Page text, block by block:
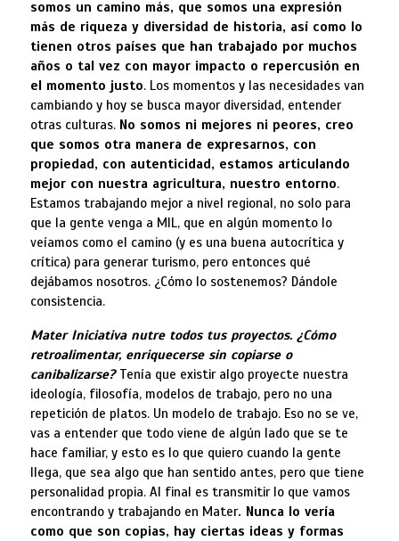
somos un camino más, que somos una expresión
más de riqueza y diversidad de historia, así como lo
tienen otros países que han trabajado por muchos
años o tal vez con mayor impacto o repercusión en
el momento justo. Los momentos y las necesidades van
cambiando y hoy se busca mayor diversidad, entender
otras culturas. No somos ni mejores ni peores, creo
que somos otra manera de expresarnos, con
propiedad, con autenticidad, estamos articulando
mejor con nuestra agricultura, nuestro entorno.
Estamos trabajando mejor a nivel regional, no solo para
que la gente venga a MIL, que en algún momento lo
veíamos como el camino (y es una buena autocrítica y
crítica) para generar turismo, pero entonces qué
dejábamos nosotros. ¿Cómo lo sostenemos? Dándole
consistencia.
Mater Iniciativa nutre todos tus proyectos. ¿Cómo
retroalimentar, enriquecerse sin copiarse o
canibalizarse? Tenía que existir algo proyecte nuestra
ideología, filosofía, modelos de trabajo, pero no una
repetición de platos. Un modelo de trabajo. Eso no se ve,
vas a entender que todo viene de algún lado que se te
hace familiar, y esto es lo que quiero cuando la gente
llega, que sea algo que han sentido antes, pero que tiene
personalidad propia. Al final es transmitir lo que vamos
encontrando y trabajando en Mater. Nunca lo vería
como que son copias, hay ciertas ideas y formas